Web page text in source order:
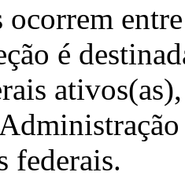
ocorrem
é
federais.